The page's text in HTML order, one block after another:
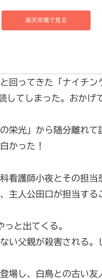
楽天市場で見る
回ってきた「ナイチ
してしまった。おかげ
栄光」から随分離れ
かった！
看護師小夜とその担当
主人公田口が担当する
と出てくる。
い父親が殺害される
場し、白鳥との古い友